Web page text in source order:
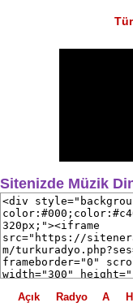
Sitenizde Müzik
Açık Radyo A